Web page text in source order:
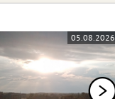
05.08.2026